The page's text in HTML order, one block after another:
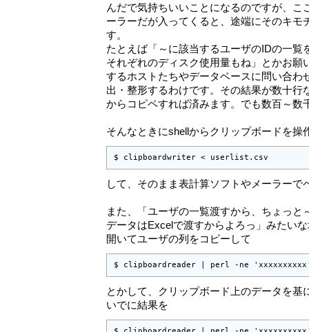
んだで気持ちいいことになるのですが、こ
ーラーだが入ってくると、途端にそのキモ
す。
たとえば「～に該当するユーザのIDの一覧
それぞれのディスク使用量もね」とかお願
するホストたちやデータベースに問い合わ
出・整形するわけです。その結果が数十行
からコピペすれば済みます。でも数百～数
そんなときにshellからクリップボードを操
$ clipboardwriter < userlist.csv
して、そのまま表計算ソフトやメーラーで
また、「ユーザの一覧渡すから、ちょっと
データはExcelで渡すからよろっ」みたい
開いてユーザの列をコピーして
$ clipboardreader | perl -ne
とかして、クリップボード上のデータを基
いでに結果を